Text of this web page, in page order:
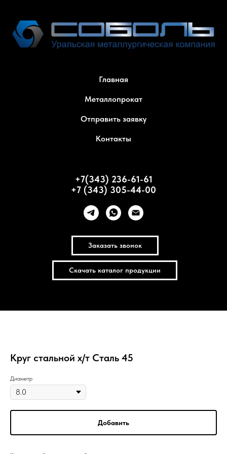
Главная
Металлопрокат
Отправить заявку
Контакты
+7(343) 236-61-61
+7 (343) 305-44-00
Заказать звонок
Скачать каталог продукции
Круг стальной х/т Сталь 45
Диаметр
Добавить